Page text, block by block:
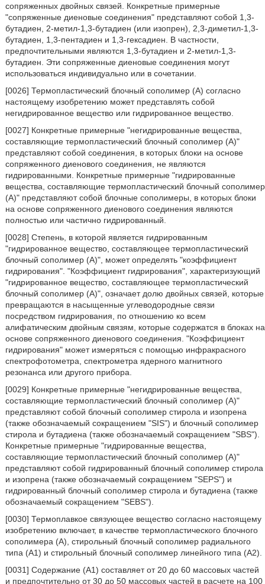
сопряженных двойных связей. Конкретные примерные
"сопряженные диеновые соединения" представляют собой 1,3-
бутадиен, 2-метил-1,3-бутадиен (или изопрен), 2,3-диметил-1,3-
бутадиен, 1,3-пентадиен и 1,3-гексадиен. В частности,
предпочтительными являются 1,3-бутадиен и 2-метил-1,3-
бутадиен. Эти сопряженные диеновые соединения могут
использоваться индивидуально или в сочетании.
[0026] Термопластический блочный сополимер (A) согласно
настоящему изобретению может представлять собой
негидрированное вещество или гидрированное вещество.
[0027] Конкретные примерные "негидрированные вещества,
составляющие термопластический блочный сополимер (A)"
представляют собой соединения, в которых блоки на основе
сопряженного диенового соединения, не являются
гидрированными. Конкретные примерные "гидрированные
вещества, составляющие термопластический блочный сополимер
(A)" представляют собой блочные сополимеры, в которых блоки
на основе сопряженного диенового соединения являются
полностью или частично гидрированный.
[0028] Степень, в которой является гидрированным
"гидрированное вещество, составляющее термопластический
блочный сополимер (A)", может определять "коэффициент
гидрирования". "Коэффициент гидрирования", характеризующий
"гидрированное вещество, составляющее термопластический
блочный сополимер (A)", означает долю двойных связей, которые
превращаются в насыщенные углеводородные связи
посредством гидрирования, по отношению ко всем
алифатическим двойным связям, которые содержатся в блоках на
основе сопряженного диенового соединения. "Коэффициент
гидрирования" может измеряться с помощью инфракрасного
спектрофотометра, спектрометра ядерного магнитного
резонанса или другого прибора.
[0029] Конкретные примерные "негидрированные вещества,
составляющие термопластический блочный сополимер (A)"
представляют собой блочный сополимер стирола и изопрена
(также обозначаемый сокращением "SIS") и блочный сополимер
стирола и бутадиена (также обозначаемый сокращением "SBS").
Конкретные примерные "гидрированные вещества,
составляющие термопластический блочный сополимер (A)"
представляют собой гидрированный блочный сополимер стирола
и изопрена (также обозначаемый сокращением "SEPS") и
гидрированный блочный сополимер стирола и бутадиена (также
обозначаемый сокращением "SEBS").
[0030] Термоплавкое связующее вещество согласно настоящему
изобретению включает, в качестве термопластического блочного
сополимера (A), стирольный блочный сополимер радиального
типа (A1) и стирольный блочный сополимер линейного типа (A2).
[0031] Содержание (A1) составляет от 20 до 60 массовых частей
и предпочтительно от 30 до 50 массовых частей в расчете на 100